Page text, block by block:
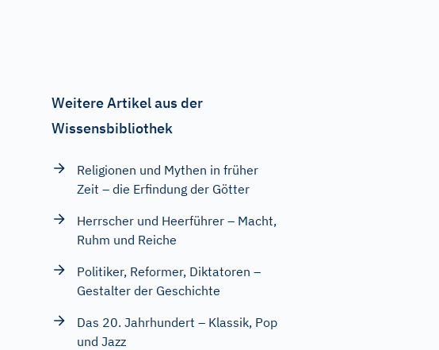
Weitere Artikel aus der
Wissensbibliothek
Religionen und Mythen in früher
Zeit – die Erfindung der Götter
Herrscher und Heerführer – Macht,
Ruhm und Reiche
Politiker, Reformer, Diktatoren –
Gestalter der Geschichte
Das 20. Jahrhundert – Klassik, Pop
und Jazz